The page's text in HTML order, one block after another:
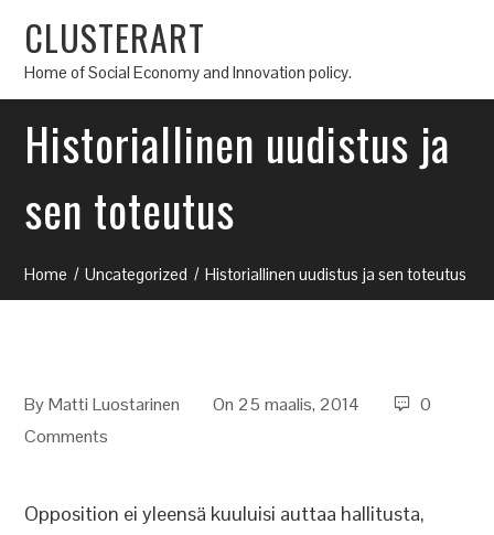
CLUSTERART
Home of Social Economy and Innovation policy.
Historiallinen uudistus ja
sen toteutus
Home Uncategorized Historiallinen uudistus ja sen toteutus
ByMatti Luostarinen On 25 maalis, 2014
0
Comments
Opposition ei yleensä kuuluisi auttaa hallitusta,